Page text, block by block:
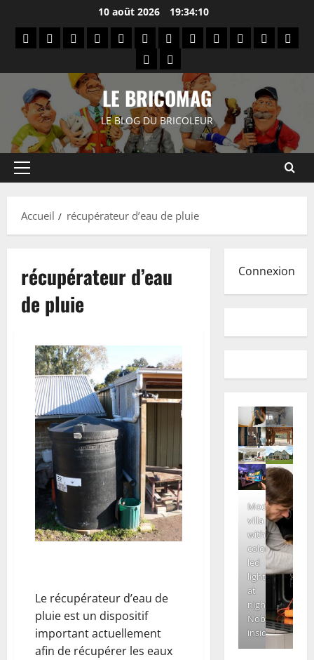
contenu
10 août 2026 19:34:10
AboutAffiliateButton
Separator
ColumnsContactContactDefault
Width
Image
Gallery
Block
Left
NarrowPolitiqueQuote
RightTable
Block
LE BRICOMAG
LE BLOG DU BRICOLEUR
Menu
Accueil
récupérateur d’eau de pluie
récupérateur d’eau
de pluie
Le récupérateur d’eau de
pluie est un dispositif
important actuellement
afin de récupérer les eaux
Connexion
Modern
villa
with
colored
led
lights
at
night.
Nobody
inside